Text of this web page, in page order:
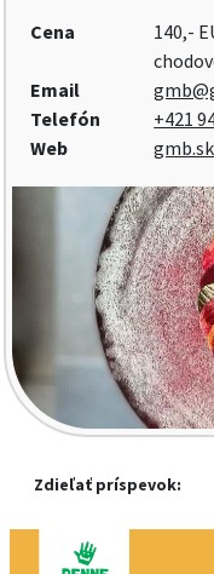
Cena
140,-
Email
Telefón
+421
Web
gmb.sk
Zdieľať príspevok: